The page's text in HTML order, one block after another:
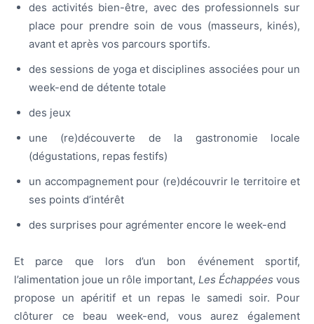
des activités bien-être, avec des professionnels sur
place pour prendre soin de vous (masseurs, kinés),
avant et après vos parcours sportifs.
des sessions de yoga et disciplines associées pour un
week-end de détente totale
des jeux
une (re)découverte de la gastronomie locale
(dégustations, repas festifs)
un accompagnement pour (re)découvrir le territoire et
ses points d’intérêt
des surprises pour agrémenter encore le week-end
Et parce que lors d’un bon événement sportif,
l’alimentation joue un rôle important, Les Échappées vous
propose un apéritif et un repas le samedi soir. Pour
clôturer ce beau week-end, vous aurez également